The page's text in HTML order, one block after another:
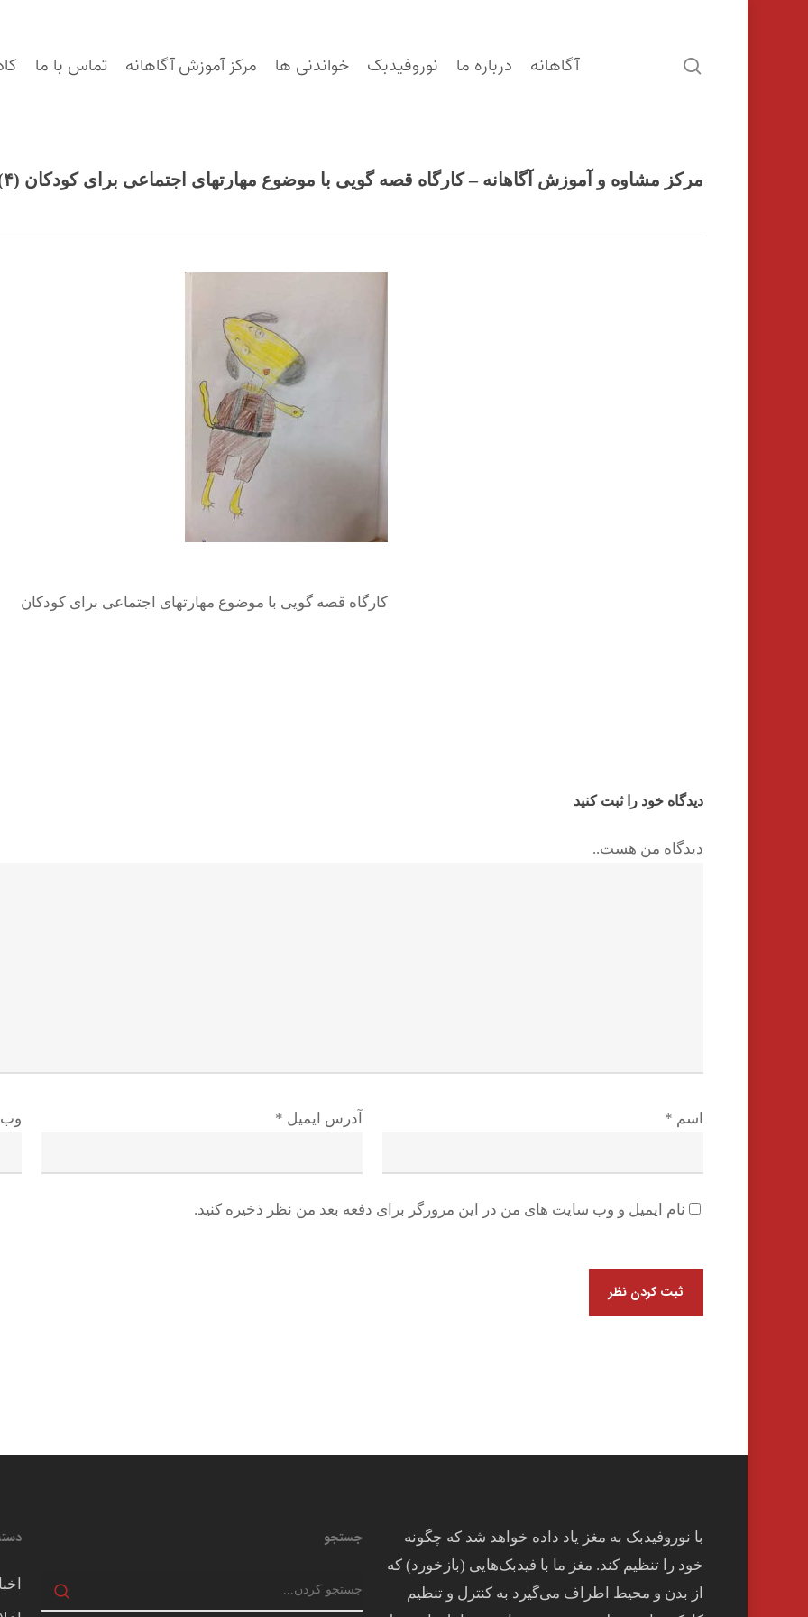
آگاهانه درباره ما نوروفیدبک خواندنی ها مرکز آموزش آگاهانه تماس با ما search
مرکز مشاوه و آموزش آگاهانه – کارگاه قصه گویی با موضوع مهارتهای اجتماعی برای کودکان (۴)
کارگاه قصه گویی با موضوع مهارتهای اجتماعی برای کودکان
دیدگاه خود را ثبت کنید
دیدگاه من هست..
اسم * آدرس ایمیل *
نام ایمیل و وب سایت های من در این مرورگر برای دفعه بعد من نظر ذخیره کنید.
جستجو
با نوروفیدبک به مغز ياد داده خواهد شد كه چگونه
خود را تنظيم كند. مغز ما با فيدبک‌هايی (بازخورد) که
از بدن و محيط اطراف می‌گيرد به کنترل و تنظيم